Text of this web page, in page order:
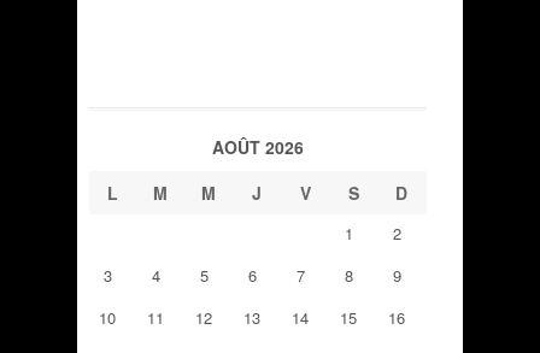
AOÛT 2026
L
M M J V S D
1
2
3
4 5 6 7 8
9
10
11 12 13 14 15
16